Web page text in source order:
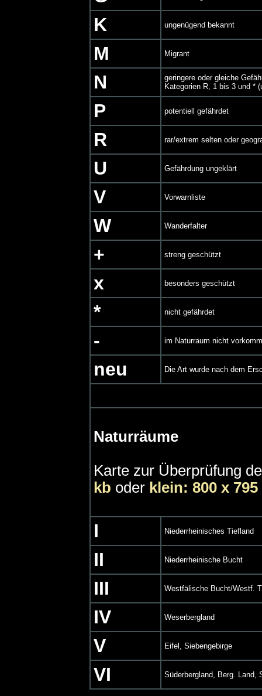
K ungenügend bekannt
M Migrant
N
geringere oder gleiche
Kategorien R, 1 bis 3 und *
P potentiell gefährdet
R rar/extrem selten oder
U Gefährdung ungeklärt
V Vorwarnliste
W Wanderfalter
+ streng geschützt
x besonders geschützt
* nicht gefährdet
- im Naturraum nicht
neu Die Art wurde nach dem
Naturräume
Karte zur Überprüfung
kb oder klein: 800 x
I Niederrheinisches Tiefland
II Niederrheinische Bucht
III Westfälische Bucht/Westf.
IV Weserbergland
V Eifel, Siebengebirge
VI Süderbergland, Berg. Land,